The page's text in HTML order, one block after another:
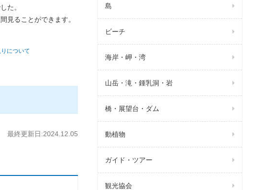
た。
見ることができます。
について
最終更新日:2024.12.05
島
ビーチ
海岸・岬・湾
山岳・滝・鍾乳洞・岩
橋・展望台・ダム
動植物
ガイド・ツアー
観光協会